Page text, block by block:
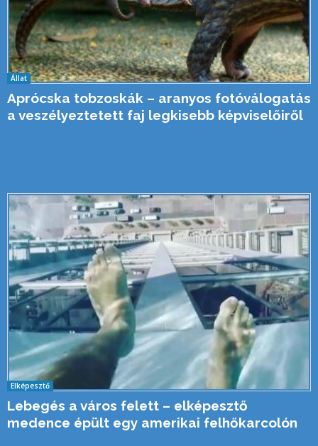
Állat
Aprócska tobzoskák – aranyos fotóválogatás
a veszélyeztetett faj legkisebb képviselőiről
Elképesztő
Lebegés a város felett – elképesztő
medence épült egy amerikai felhőkarcolón